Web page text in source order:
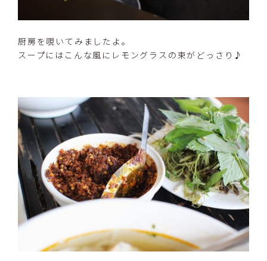
厨房を覗いてみましたよ。
スープにはこんな風にレモングラスの束がどっさり♪